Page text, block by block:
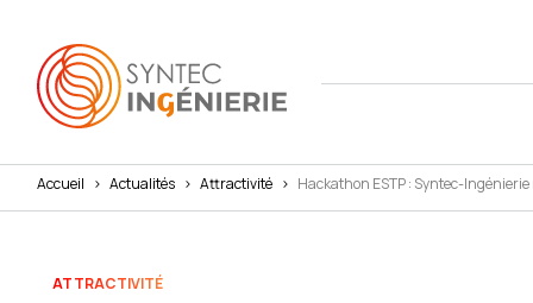
Nous
Accueil > Actualités > Attractivité > Hackathon ESTP : Syntec-
ATTRACTIVITÉ